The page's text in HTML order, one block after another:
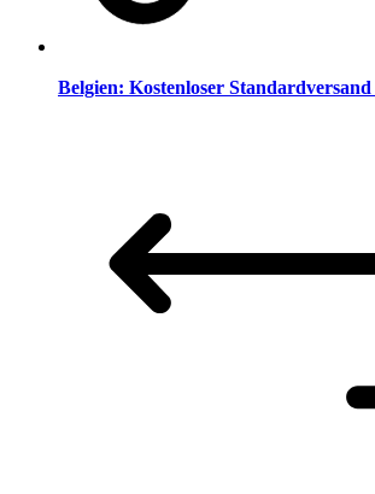
Belgien: Kostenloser Standardversand